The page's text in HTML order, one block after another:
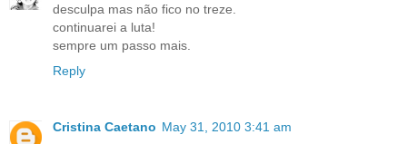
desculpa mas não fico no treze.
continuarei a luta!
sempre um passo mais.
Reply
Cristina Caetano May 31, 2010 3:41 am